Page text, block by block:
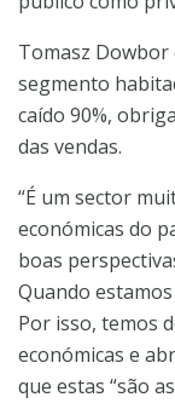
Tomasz
segmento
caído 90%,
das vendas.
“É um sector
económicas do
boas
Quando
Por isso, temos
económicas e
que estas “são